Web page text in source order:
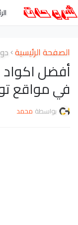
الصفحة الرئيسية
في مواقع
بواسطة محمد